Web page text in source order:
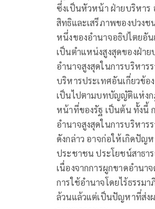
ซึ่งเป็นหัวหน้า ฝ่ายบริหาร
สิทธิและเสรีภาพของปวงช
หนึ่งของอำนาจอธิปไตยอั
เป็นตำแหน่งสูงสุดของฝ่า
อำนาจสูงสุดในการบริหาร
บริหารประเทศอันเกี่ยวข้
เป็นไปตามบทบัญญัติแห่งก
หน้าที่ของรัฐ เป็นต้น ทั้งนี้
อำนาจสูงสุดในการบริหา
ดังกล่าว อาจก่อให้เกิดปัญ
ประชาชน ประโยชน์สาธา
เนื่องจากการผูกขาดอำนา
การใช้อำนาจโดยไร้ธรรม
ล้วนแล้วแต่เป็นปัญหาที่ส่ง